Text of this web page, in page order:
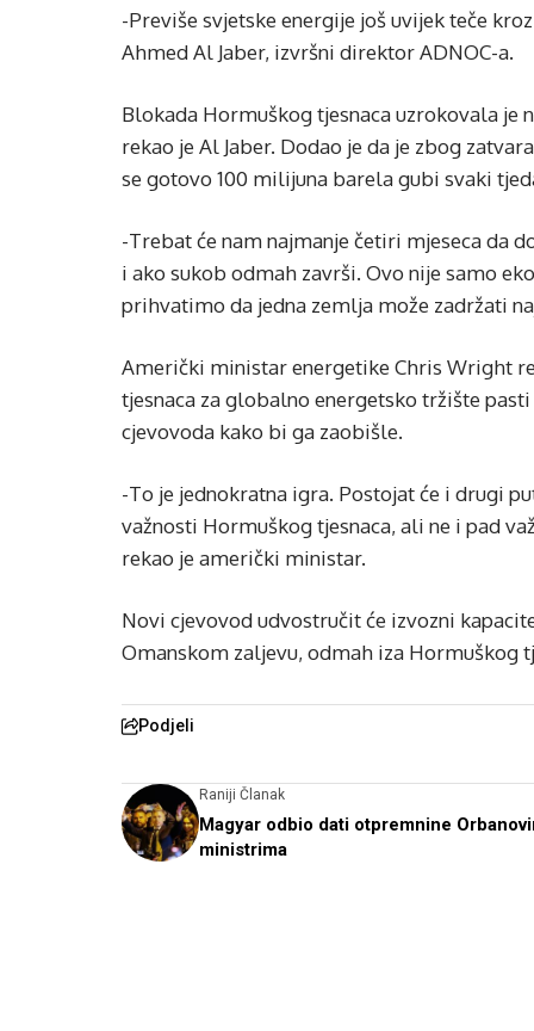
-Previše svjetske energije još uvijek teče
Ahmed Al Jaber, izvršni direktor ADNOC-a.
Blokada Hormuškog tjesnaca uzrokovala
rekao je Al Jaber. Dodao je da je zbog
se gotovo 100 milijuna barela gubi svaki
-Trebat će nam najmanje četiri mjeseca da
i ako sukob odmah završi. Ovo nije samo
prihvatimo da jedna zemlja može zadržati
Američki ministar energetike Chris Wright
tjesnaca za globalno energetsko tržište
cjevovoda kako bi ga zaobišle.
-To je jednokratna igra. Postojat će i drugi
važnosti Hormuškog tjesnaca, ali ne i pad
rekao je američki ministar.
Novi cjevovod udvostručit će izvozni
Omanskom zaljevu, odmah iza Hormuškog
Podjeli
Raniji Članak
Magyar odbio dati otpremnine
ministrima